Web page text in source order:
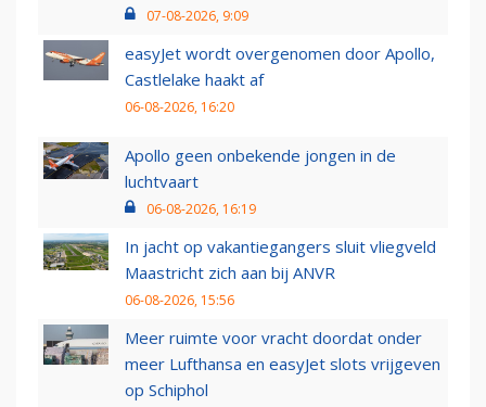
07-08-2026, 9:09
easyJet wordt overgenomen door Apollo,
Castlelake haakt af
06-08-2026, 16:20
Apollo geen onbekende jongen in de
luchtvaart
06-08-2026, 16:19
In jacht op vakantiegangers sluit vliegveld
Maastricht zich aan bij ANVR
06-08-2026, 15:56
Meer ruimte voor vracht doordat onder
meer Lufthansa en easyJet slots vrijgeven
op Schiphol